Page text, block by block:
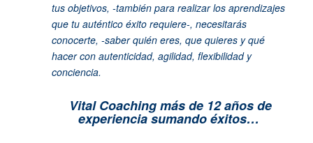
tus objetivos, -también para realizar los aprendizajes
que tu auténtico éxito requiere-, necesitarás
conocerte, -saber quién eres, que quieres y qué
hacer con autenticidad, agilidad, flexibilidad y
conciencia.
Vital Coaching más de 12 años de
experiencia sumando éxitos…